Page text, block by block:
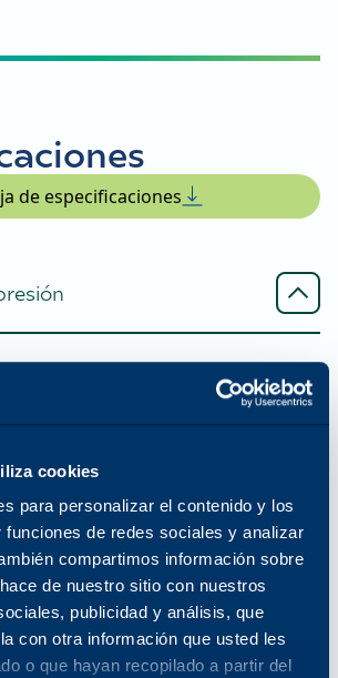
cookies
para personalizar el contenido y los
funciones de redes sociales y analizar
compartimos información sobre
de nuestro sitio con nuestros
publicidad y análisis, que
con otra información que usted les
o que hayan recopilado a partir del
de especificaciones
impresión mejorada
papel estándar
de papel